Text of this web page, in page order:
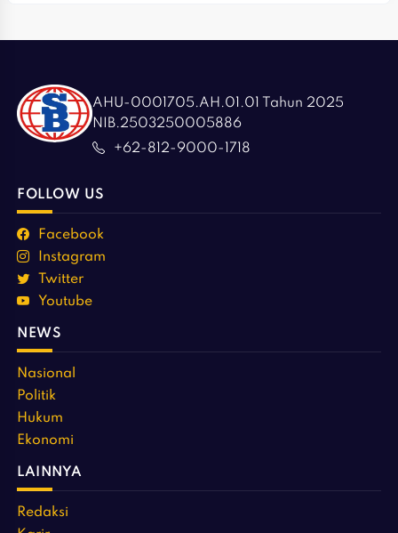
AHU-0001705.AH.01.01 Tahun 2025
NIB.2503250005886
+62-812-9000-1718
FOLLOW US
Facebook
Instagram
Twitter
Youtube
NEWS
Nasional
Politik
Hukum
Ekonomi
LAINNYA
Redaksi